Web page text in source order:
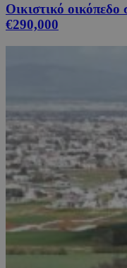
Οικιστικό οικόπεδο
€290,000